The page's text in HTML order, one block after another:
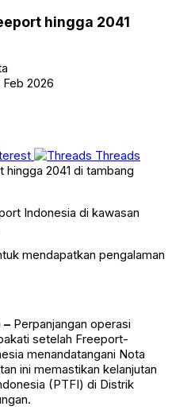
hingga 2041
2026
Threads
Indonesia di kawasan
mendapatkan pengalaman
– Perpanjangan operasi
setelah Freeport-
menandatangani Nota
ini memastikan kelanjutan
(PTFI) di Distrik